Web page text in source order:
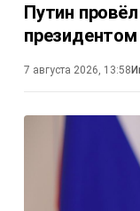
Путин
7 августа 2026, 13:58